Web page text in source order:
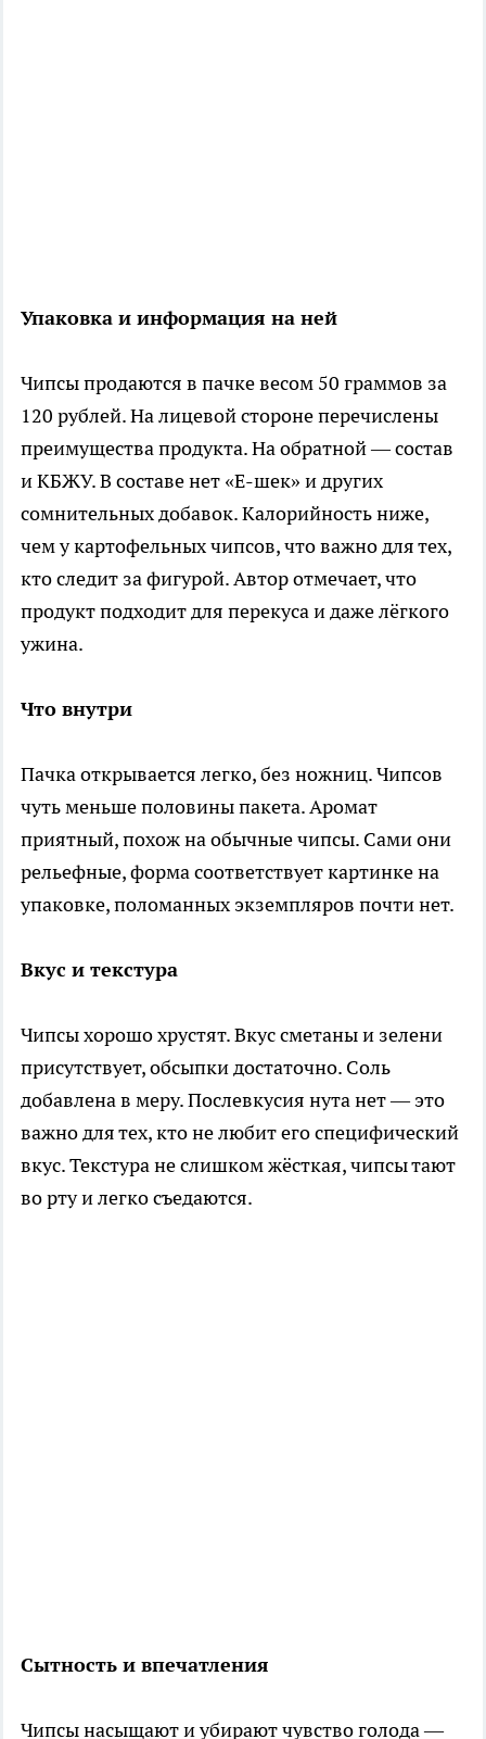
Упаковка и информация на ней
Чипсы продаются в пачке весом 50 граммов за
120 рублей. На лицевой стороне перечислены
преимущества продукта. На обратной — состав
и КБЖУ. В составе нет «Е-шек» и других
сомнительных добавок. Калорийность ниже,
чем у картофельных чипсов, что важно для тех,
кто следит за фигурой. Автор отмечает, что
продукт подходит для перекуса и даже лёгкого
ужина.
Что внутри
Пачка открывается легко, без ножниц. Чипсов
чуть меньше половины пакета. Аромат
приятный, похож на обычные чипсы. Сами они
рельефные, форма соответствует картинке на
упаковке, поломанных экземпляров почти нет.
Вкус и текстура
Чипсы хорошо хрустят. Вкус сметаны и зелени
присутствует, обсыпки достаточно. Соль
добавлена в меру. Послевкусия нута нет — это
важно для тех, кто не любит его специфический
вкус. Текстура не слишком жёсткая, чипсы тают
во рту и легко съедаются.
Сытность и впечатления
Чипсы насыщают и убирают чувство голода —